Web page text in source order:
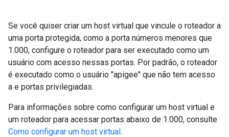
Se você quiser criar um host virtual que vincule o roteador a
uma porta protegida, como a porta números menores que
1.000, configure o roteador para ser executado como um
usuário com acesso nessas portas. Por padrão, o roteador
é executado como o usuário "apigee" que não tem acesso
a e portas privilegiadas.
Para informações sobre como configurar um host virtual e
um roteador para acessar portas abaixo de 1.000, consulte
Como configurar um host virtual.